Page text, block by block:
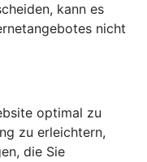
kann es
nicht
optimal zu
zu erleichtern,
die Sie